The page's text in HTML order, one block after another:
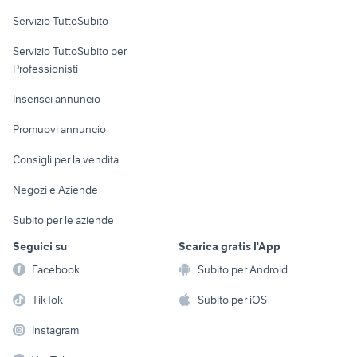
Informatica
Console e
Fotografia
Telefonia
Biciclette
Servizio TuttoSubito
Servizio TuttoSubito per
Professionisti
Inserisci annuncio
Promuovi annuncio
Consigli per la vendita
Negozi e Aziende
Subito per le aziende
Seguici su
Facebook
TikTok
Instagram
Scarica gratis l'App
Subito per Android
Subito per iOS